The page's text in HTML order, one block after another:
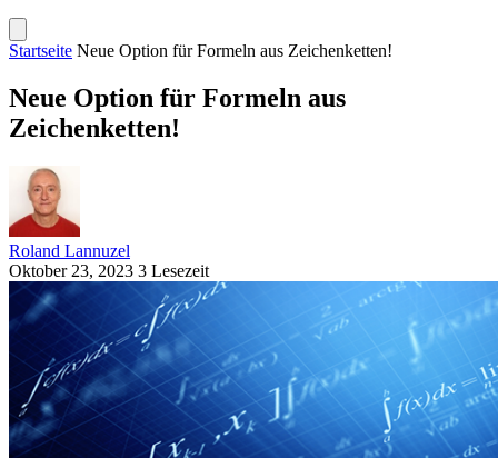
Startseite Neue Option für Formeln aus Zeichenketten!
Neue Option für Formeln aus
Zeichenketten!
Roland Lannuzel
Oktober 23, 2023 3 Lesezeit